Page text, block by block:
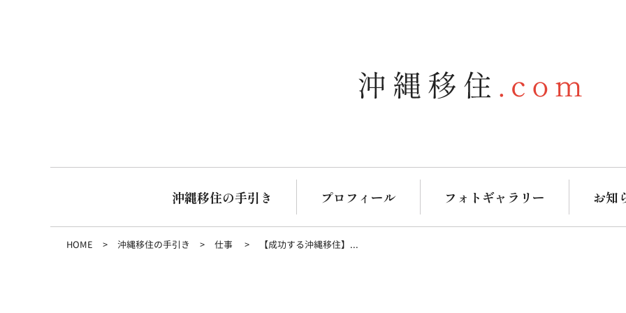
沖縄移住の手引き プロフィール フォトギャラリー お知
HOME 沖縄移住の手引き 仕事 【成功する沖縄移住】...